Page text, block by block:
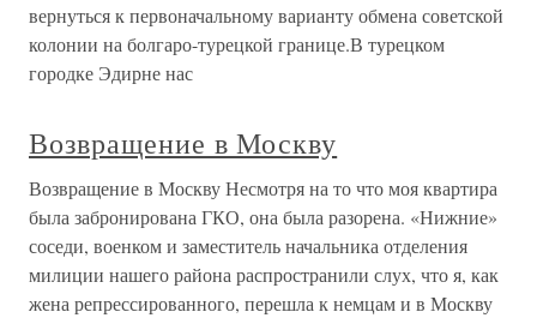
вернуться к первоначальному варианту обмена советской
колонии на болгаро-турецкой границе.В турецком
городке Эдирне нас
Возвращение в Москву
Возвращение в Москву Несмотря на то что моя квартира
была забронирована ГКО, она была разорена. «Нижние»
соседи, военком и заместитель начальника отделения
милиции нашего района распространили слух, что я, как
жена репрессированного, перешла к немцам и в Москву